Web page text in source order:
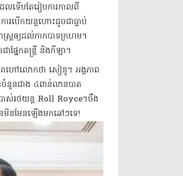
លទើបតែរៀបការកាលពី
បើកយន្តហោះដូចជាធ្លាប់
ស្រ្តឲ្យដល់កាកបាទក្រហម។
នែកតន្រ្តី និងកីឡា។
េហៅលោកថា សៀនូ។ អង្គភាព
នួនជាង ៤ពាន់លានបាត
ាស់រថយន្ត Roll Royce។ចឹង
នមិនមែនឡើងមកឆៅៗទេ!